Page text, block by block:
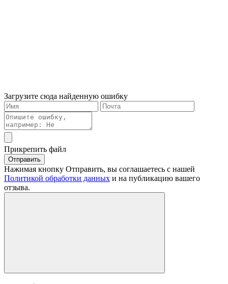
Загрузите сюда найденную ошибку
Прикрепить файл
Отправить
Нажимая кнопку Отправить, вы соглашаетесь с нашей
Политикой обработки данных и на публикацию вашего
отзыва.